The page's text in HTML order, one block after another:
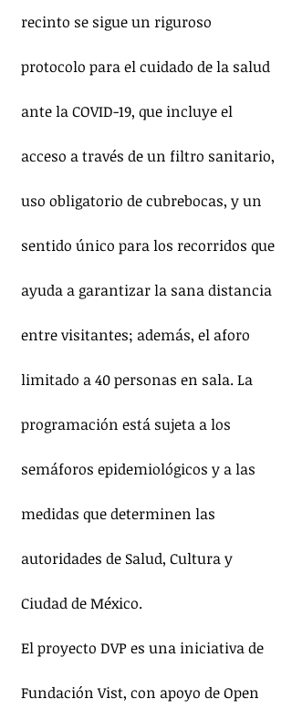
recinto se sigue un riguroso
protocolo para el cuidado de la salud
ante la COVID-19, que incluye el
acceso a través de un filtro sanitario,
uso obligatorio de cubrebocas, y un
sentido único para los recorridos que
ayuda a garantizar la sana distancia
entre visitantes; además, el aforo
limitado a 40 personas en sala. La
programación está sujeta a los
semáforos epidemiológicos y a las
medidas que determinen las
autoridades de Salud, Cultura y
Ciudad de México.
El proyecto DVP es una iniciativa de
Fundación Vist, con apoyo de Open